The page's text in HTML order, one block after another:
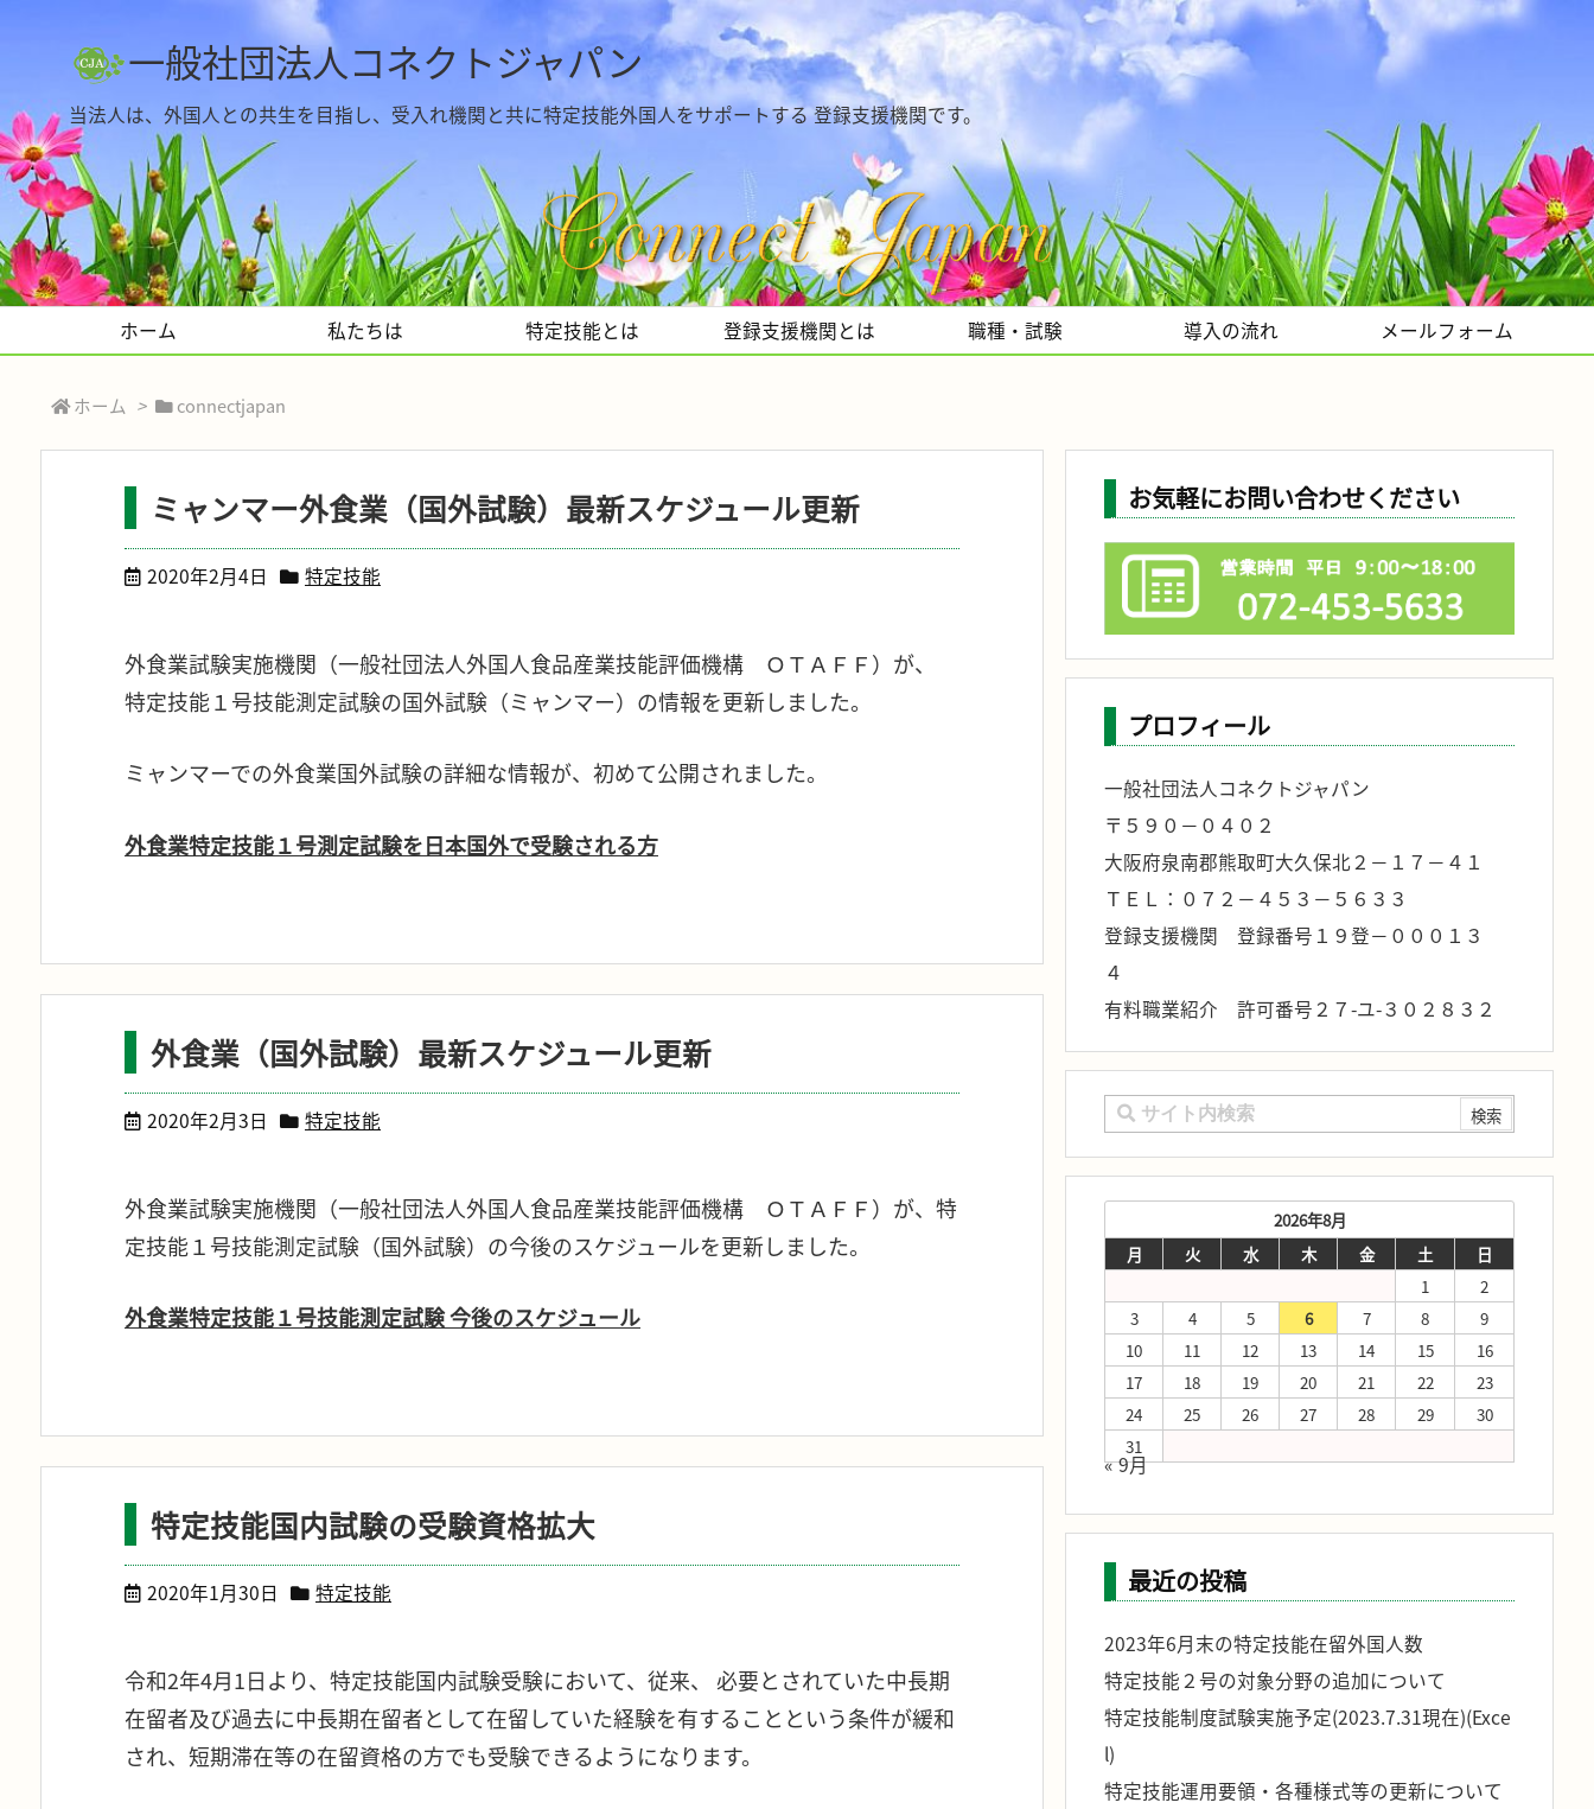
一般社団法人コネクトジャパン
当法人は、外国人との共生を目指し、受入れ機関と共に特定技能外国人をサポートする 登録支援機関です。
ホーム 私たちは 特定技能とは 登録支援機関とは 職種・試験 導入の流れ メールフォーム
ホーム > connectjapan
ミャンマー外食業（国外試験）最新スケジュール更新
2020年2月4日 特定技能
外食業試験実施機関（一般社団法人外国人食品産業技能評価機構 ＯＴＡＦＦ）が、
特定技能１号技能測定試験の国外試験（ミャンマー）の情報を更新しました。
ミャンマーでの外食業国外試験の詳細な情報が、初めて公開されました。
外食業特定技能１号測定試験を日本国外で受験される方
外食業（国外試験）最新スケジュール更新
2020年2月3日 特定技能
外食業試験実施機関（一般社団法人外国人食品産業技能評価機構 ＯＴＡＦＦ）が、特
定技能１号技能測定試験（国外試験）の今後のスケジュールを更新しました。
外食業特定技能１号技能測定試験 今後のスケジュール
特定技能国内試験の受験資格拡大
2020年1月30日 特定技能
令和2年4月1日より、特定技能国内試験受験において、従来、 必要とされていた中長期
在留者及び過去に中長期在留者として在留していた経験を有することという条件が緩和
され、短期滞在等の在留資格の方でも受験できるようになります。
お気軽にお問い合わせください
プロフィール
一般社団法人コネクトジャパン
〒５９０－０４０２
大阪府泉南郡熊取町大久保北２－１７－４１
ＴＥＬ：０７２－４５３－５６３３
登録支援機関 登録番号１９登－０００１３
４
有料職業紹介 許可番号２７-ユ-３０２８３２
2026年8月
月
火 水 木 金 土
日
1
2
3
4 5 6 7 8
9
10
11 12 13 14 15
16
17
18 19 20 21 22
23
24
25 26 27 28 29
30
31
« 9月
最近の投稿
2023年6月末の特定技能在留外国人数
特定技能２号の対象分野の追加について
特定技能制度試験実施予定(2023.7.31現在)(Exce
l)
特定技能運用要領・各種様式等の更新について